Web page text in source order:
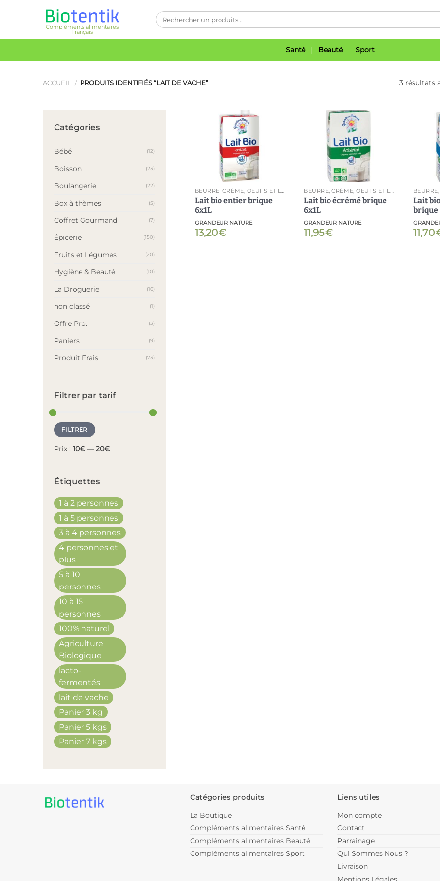
Compléments alimentaires
Français
Recherche
pour :
Santé Beauté Sport
ACCUEIL / PRODUITS IDENTIFIÉS “LAIT DE VACHE” 3 résultats
Catégories
Bébé (12)
Boisson (23)
Boulangerie (22)
Box à thèmes (5)
Coffret Gourmand (7)
Épicerie (150)
Fruits et Légumes (20)
Hygiène & Beauté (10)
La Droguerie (16)
non classé (1)
Offre Pro. (3)
Paniers (9)
Produit Frais (73)
Filtrer par tarif
Prix
min
Prix
maxFILTRER
Prix : 10€ — 20€
Étiquettes
1 à 2 personnes
1 à 5 personnes
3 à 4 personnes
4 personnes et
plus
5 à 10
personnes
10 à 15
personnes
100% naturel
Agriculture
Biologique
lacto-
fermentés
lait de vache
Panier 3 kg
Panier 5 kgs
Panier 7 kgs
Ajouter
Lait bio entier brique
6x1L
GRANDEUR NATURE
13,20€
Ajouter
à ma
Lait bio écrémé brique
6x1L
GRANDEUR NATURE
11,95€
Lait
brique
11,70
Catégories produits
La Boutique
Compléments alimentaires Santé
Compléments alimentaires Beauté
Compléments alimentaires Sport
Liens utiles
Mon compte
Contact
Parrainage
Qui Sommes Nous ?
Livraison
Mentions Légales